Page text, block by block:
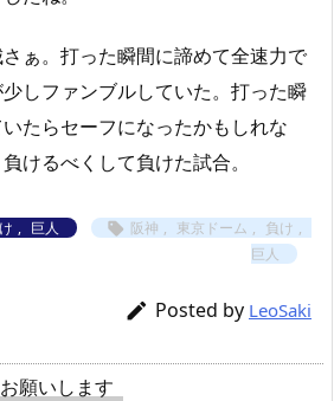
ぁ。打った瞬間に諦めて全速力で
しファンブルしていた。打った瞬
たらセーフになったかもしれな
けるべくして負けた試合。
, 巨人  阪神 , 東京ドーム , 負け ,
巨人
 Posted by LeoSaki
願いします